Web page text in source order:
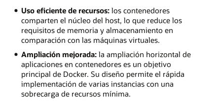
Uso eficiente de recursos:los contenedores
comparten el núcleo del host, lo que reduce los
requisitos de memoria y almacenamiento en
comparación con las máquinas virtuales.
Ampliación mejorada:la ampliación horizontal de
aplicaciones en contenedores es un objetivo
principal de Docker. Su diseño permite el rápida
implementación de varias instancias con una
sobrecarga de recursos mínima.